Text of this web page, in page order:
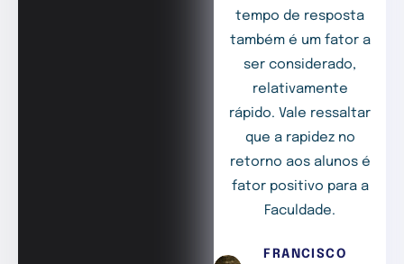
tempo de resposta
também é um fator a
ser considerado,
relativamente
rápido. Vale ressaltar
que a rapidez no
retorno aos alunos é
fator positivo para a
Faculdade.
FRANCISCO